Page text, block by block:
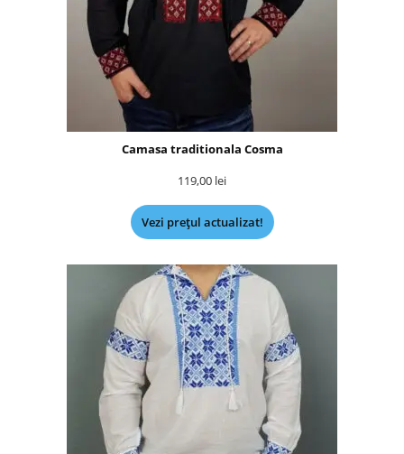
Camasa traditionala Cosma
119,00 lei
Vezi prețul actualizat!